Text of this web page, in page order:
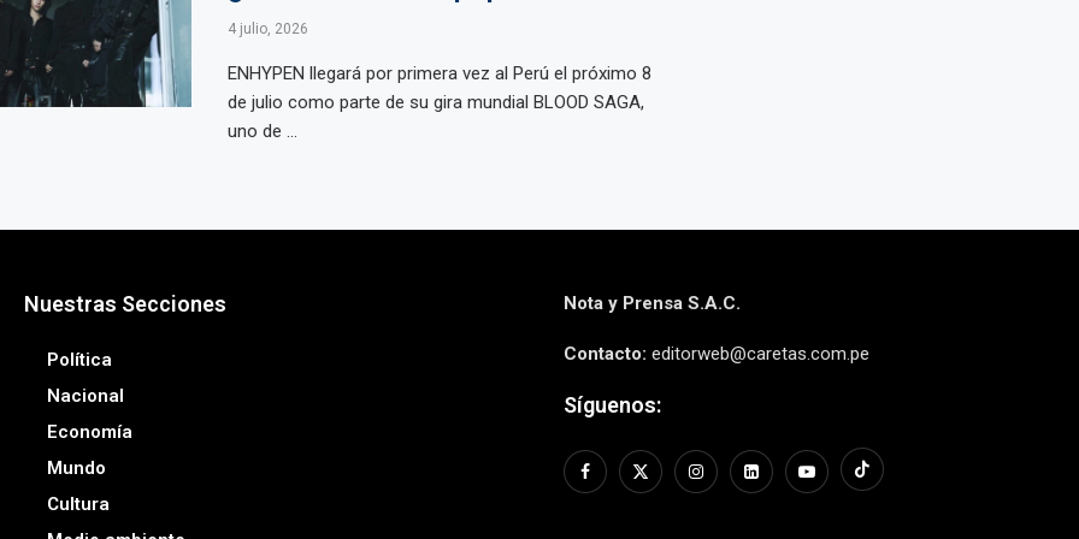
4 julio, 2026
ENHYPEN llegará por primera vez al Perú el próximo 8
de julio como parte de su gira mundial BLOOD SAGA,
uno de ...
Nuestras Secciones
Política
Nacional
Economía
Mundo
Cultura
Nota y Prensa S.A.C.
Contacto: editorweb@caretas.com.pe
Síguenos: